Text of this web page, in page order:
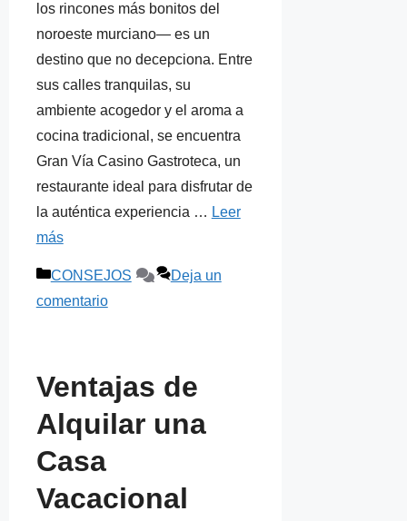
los rincones más bonitos del
noroeste murciano— es un
destino que no decepciona. Entre
sus calles tranquilas, su
ambiente acogedor y el aroma a
cocina tradicional, se encuentra
Gran Vía Casino Gastroteca, un
restaurante ideal para disfrutar de
la auténtica experiencia … Leer
más
Categorías
CONSEJOS
Deja un
comentario
Ventajas de
Alquilar una
Casa
Vacacional